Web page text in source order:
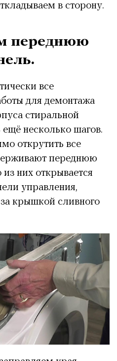
в сторону.
переднюю
все
для демонтажа
стиральной
несколько шагов.
открутить все
переднюю
них открывается
управления,
крышкой сливного